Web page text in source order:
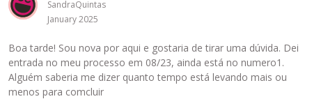
SandraQuintas
January 2025
Boa tarde! Sou nova por aqui e gostaria de tirar uma dúvida. Dei
entrada no meu processo em 08/23, ainda está no numero1.
Alguém saberia me dizer quanto tempo está levando mais ou
menos para comcluir